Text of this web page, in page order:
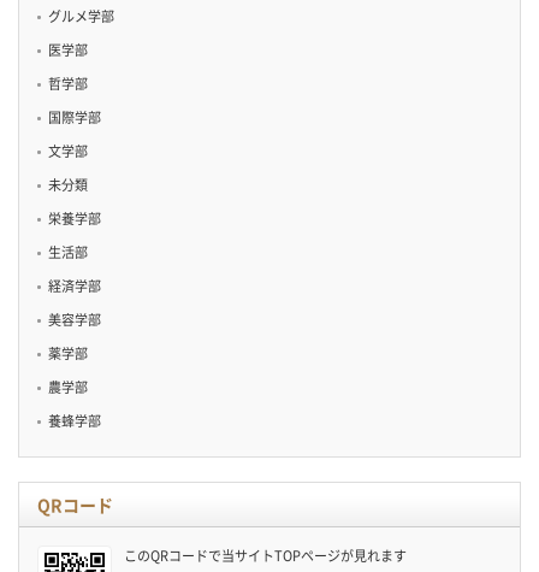
グルメ学部
医学部
哲学部
国際学部
文学部
未分類
栄養学部
生活部
経済学部
美容学部
薬学部
農学部
養蜂学部
QRコード
このQRコードで当サイトTOPページが見れます